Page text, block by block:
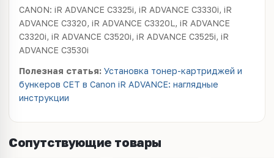
CANON: iR ADVANCE C3325i, iR ADVANCE C3330i, iR
ADVANCE C3320, iR ADVANCE C3320L, iR ADVANCE
C3320i, iR ADVANCE C3520i, iR ADVANCE C3525i, iR
ADVANCE C3530i
Полезная статья: Установка тонер-картриджей и
бункеров CET в Canon iR ADVANCE: наглядные
инструкции
Сопутствующие товары